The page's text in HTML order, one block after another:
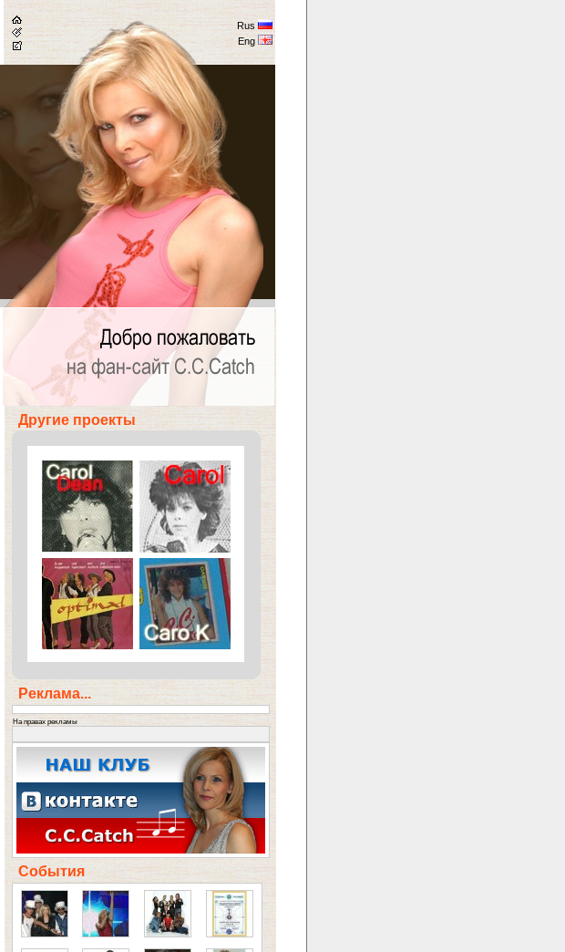
Rus
Eng
Другие проекты
Реклама...
На правах рекламы
События